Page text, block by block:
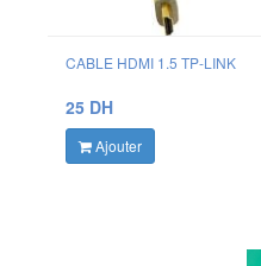
CABLE HDMI 1.5 TP-LINK
25 DH
Ajouter